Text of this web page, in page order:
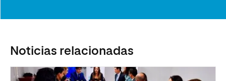
Noticias relacionadas